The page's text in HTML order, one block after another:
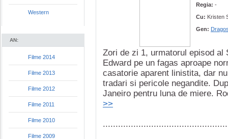
Western
AN:
Filme 2014
Filme 2013
Filme 2012
Filme 2011
Filme 2010
Filme 2009
Regia: -
Cu: Kristen
Gen:
Zori de zi 1, urmatorul episod al
Edward pe un fagas aproape
casatorie aparent linistita, dar
tradari si pericole negandite.
Janeiro pentru luna de miere.
>>